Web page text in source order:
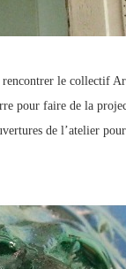
le collectif
pour faire de la
de l’atelier